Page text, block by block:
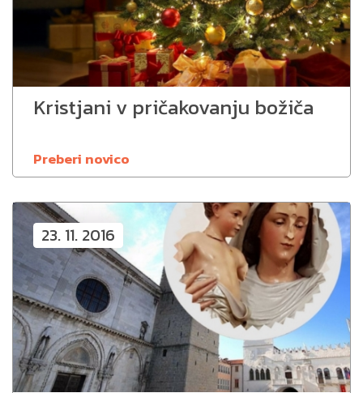
Kristjani v pričakovanju božiča
Preberi novico
23. 11. 2016